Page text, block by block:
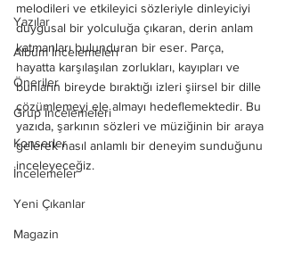
Yazılar
Albüm İncelemeleri
Öneriler
Grup İncelemeleri
Konserler
İncelemeler
Yeni Çıkanlar
Magazin
melodileri ve etkileyici sözleriyle dinleyiciyi
duygusal bir yolculuğa çıkaran, derin anlam
katmanları bulunduran bir eser. Parça,
hayatta karşılaşılan zorlukları, kayıpları ve
bunların bireyde bıraktığı izleri şiirsel bir dille
çözümlemeyi ele almayı hedeflemektedir. Bu
yazıda, şarkının sözleri ve müziğinin bir araya
gelerek nasıl anlamlı bir deneyim sunduğunu
inceleyeceğiz.